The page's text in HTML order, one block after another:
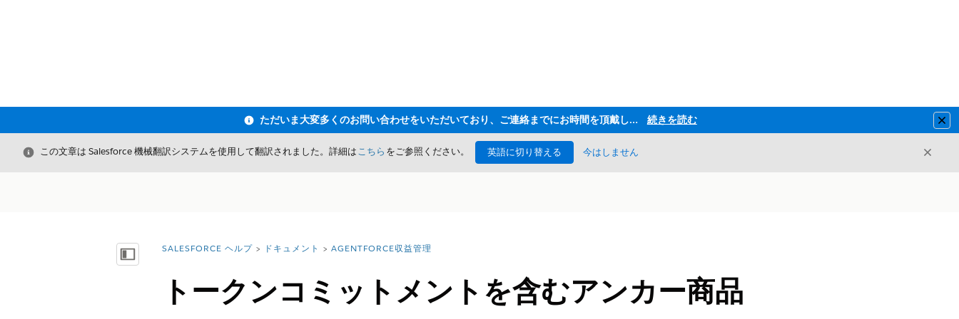
ただいま大変多くのお問い合わせをいただいており、ご連絡までにお時間を頂戴しております 続きを読む
閉じる
この文章は Salesforce 機械翻訳システムを使用して翻訳されました。詳細はこちら をご参照ください。 英語に切り替える 今はしません 閉じる
目次を表示詳細情報:
SALESFORCE ヘルプ ドキュメント AGENTFORCE収益管理
トークンコミットメントを含むアンカー商品